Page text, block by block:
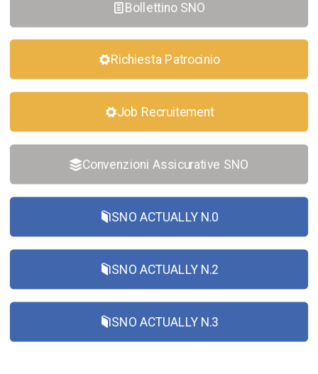
Bollettino SNO
Richiesta Patrocinio
Job Recruitement
Convenzioni Assicurative SNO
SNO ACTUALLY N.0
SNO ACTUALLY N.2
SNO ACTUALLY N.3